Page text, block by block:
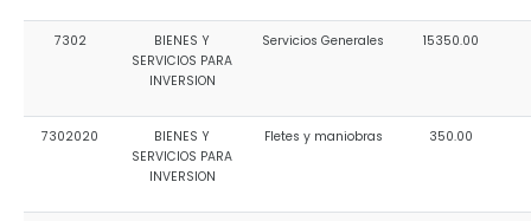
7302
BIENES Y
SERVICIOS PARA
INVERSION
Servicios Generales 15350.00
7302020
BIENES Y
SERVICIOS PARA
INVERSION
Fletes y maniobras 350.00